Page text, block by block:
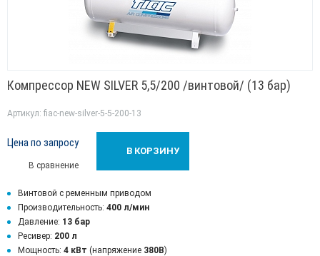
Компрессор NEW SILVER 5,5/200 /винтовой/ (13 бар)
Артикул: fiac-new-silver-5-5-200-13
Винтовой с ременным приводом
Производительность: 400 л/мин
Давление: 13 бар
Ресивер: 200 л
Мощность: 4 кВт (напряжение 380В)
Цена по запросу
В сравнение
В КОРЗИНУ